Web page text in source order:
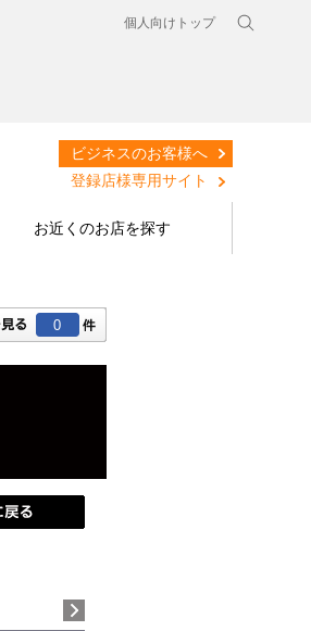
個人向けトップ
ビジネスのお客様へ
登録店様専用サイト
お近くのお店を探す
0